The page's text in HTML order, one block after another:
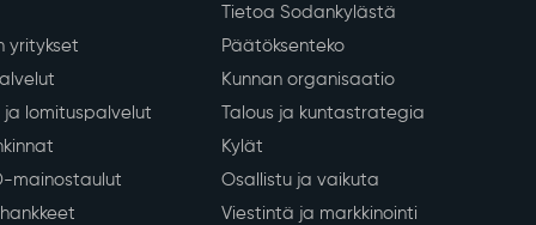
yritykset
lomituspalvelut
mainostaulut
Tietoa Sodankylästä
Päätöksenteko
Kunnan organisaatio
Talous ja kuntastrategia
Kylät
Osallistu ja vaikuta
Viestintä ja markkinointi